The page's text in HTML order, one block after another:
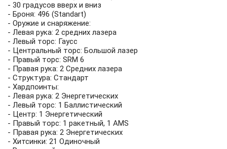
- 30 градусов вверх и вниз
- Броня: 496 (Standart)
- Оружие и снаряжение:
- Левая рука: 2 средних лазера
- Левый торс: Гаусс
- Центральный торс: Большой лазер
- Правый торс: SRM 6
- Правая рука: 2 Средних лазера
- Структура: Стандарт
- Хардпоинты:
- Левая рука: 2 Энергетических
- Левый торс: 1 Баллистический
- Центр: 1 Энергетический
- Правый торс: 1 ракетный, 1 AMS
- Правая рука: 2 Энергетических
- Хитсинки: 21 Одиночный